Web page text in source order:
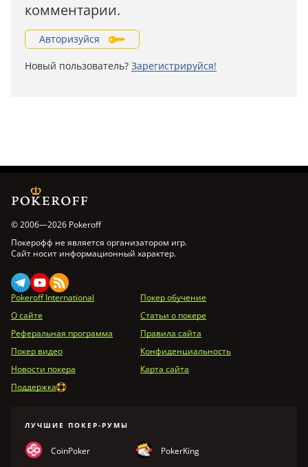
комментарии.
Авторизуйся
Новый пользователь? Зарегистрируйся!
© 2006—2026 Pokeroff
Покерофф не является организатором игр.
Сайт носит информационный характер.
Pokeroff International
Покер обучение
О сайте
Статьи о покере
Реферальная программа
Правила сайта
Покер видео
Конфиденциальность
Новости покера
Карта сайта
Поддержка
ЛУЧШИЕ ПОКЕР-РУМЫ
CoinPoker PokerKing